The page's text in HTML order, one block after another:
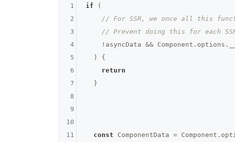
if (
// For SSR, we once all this
// Prevent doing this for each
!asyncData &&
  ) {
return
  }
const ComponentData =
1
2
3
4
5
6
7
8
9
10
11